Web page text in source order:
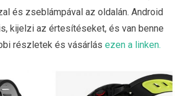
és zseblámpával az oldalán. Android
kijelzi az értesítéseket, és van benne
részletek és vásárlás ezen a linken.